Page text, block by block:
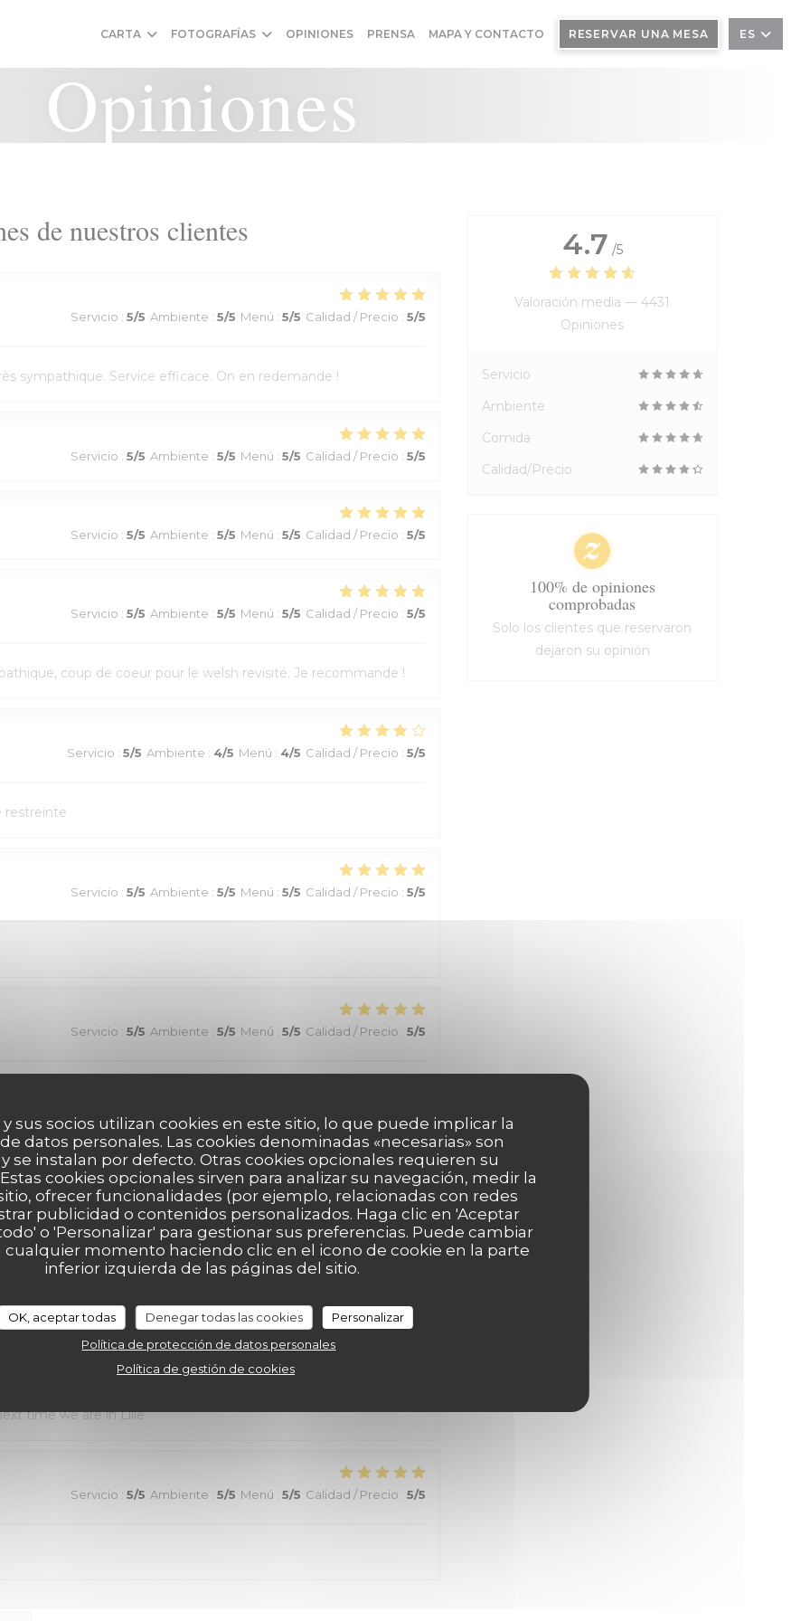
sus socios utilizan cookies en este sitio, lo que puede implicar la
datos personales. Las cookies denominadas «necesarias» son
se instalan por defecto. Otras cookies opcionales requieren su
cookies opcionales sirven para analizar su navegación, medir la
ofrecer funcionalidades (por ejemplo, relacionadas con redes
publicidad o contenidos personalizados. Haga clic en 'Aceptar
o 'Personalizar' para gestionar sus preferencias. Puede cambiar
cualquier momento haciendo clic en el icono de cookie en la parte
inferior izquierda de las páginas del sitio.
OK, aceptar todas Denegar todas las cookies
Personalizar
Política de protección de datos personales
Política de gestión de cookies
CARTA FOTOGRAFÍAS OPINIONES PRENSA MAPA Y CONTACTO RESERVAR UNA MESA ES
Opiniones
de nuestros clientes
Servicio : 5/5 Ambiente : 5/5 Menú : 5/5 Calidad / Precio : 5/5
sympathique. Service efficace. On en redemande !
Servicio : 5/5 Ambiente : 5/5 Menú : 5/5 Calidad / Precio : 5/5
Servicio : 5/5 Ambiente : 5/5 Menú : 5/5 Calidad / Precio : 5/5
Servicio : 5/5 Ambiente : 5/5 Menú : 5/5 Calidad / Precio : 5/5
coup de coeur pour le welsh revisité. Je recommande !
Servicio : 5/5 Ambiente : 4/5 Menú : 4/5 Calidad / Precio : 5/5
restreinte
Servicio : 5/5 Ambiente : 5/5 Menú : 5/5 Calidad / Precio : 5/5
Servicio : 5/5 Ambiente : 5/5 Menú : 5/5 Calidad / Precio : 5/5
!
Servicio /5 Ambiente: Calidad / Precio /5
au top et nourriture de très bonne qualité. J’ai pris la cote de
excellentes. Nous recommandons sans aucune hésitation.
Servicio:4 /5 Ambiente:5/5 Menú:5/5 Calidad / Precio:4
most helpful, the ambiance was “Old Lille” charm, and the
time we are in Lille
Servicio : 5/5 Ambiente : 5/5 Menú : 5/5 Calidad / Precio : 5/5
4.7 /5
Valoración media —4431
Opiniones
Servicio
Ambiente
Comida
Calidad/Precio
100% de opiniones
comprobadas
Solo los clientes que reservaron
dejaron su opinión